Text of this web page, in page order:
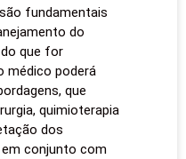
fundamentais
do
que for
médico poderá
que
quimioterapia
dos
conjunto com